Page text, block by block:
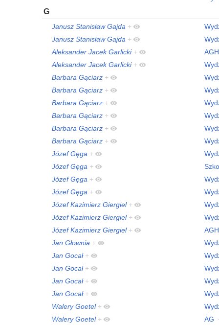
G
Janusz Stanisław Gajda +
Janusz Stanisław Gajda +
Aleksander Jacek Garlicki +
AGH
Aleksander Jacek Garlicki +
Barbara Gąciarz +
Barbara Gąciarz +
Barbara Gąciarz +
Barbara Gąciarz +
Barbara Gąciarz +
Barbara Gąciarz +
Józef Gęga +
Józef Gęga +
Józef Gęga +
Józef Gęga +
Józef Kazimierz Giergiel +
Józef Kazimierz Giergiel +
Józef Kazimierz Giergiel +
AGH
Jan Głownia +
Jan Gocał +
Jan Gocał +
Jan Gocał +
Jan Gocał +
Walery Goetel +
Walery Goetel + AG